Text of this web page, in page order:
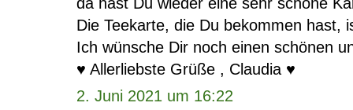
da hast Du wieder eine sehr schöne
Die Teekarte, die Du bekommen hast,
Ich wünsche Dir noch einen schönen
♥️ Allerliebste Grüße , Claudia ♥️
2. Juni 2021 um 16:22